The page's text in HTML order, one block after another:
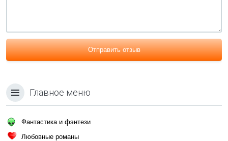
Отправить отзыв
Главное меню
Фантастика и фэнтези
Любовные романы